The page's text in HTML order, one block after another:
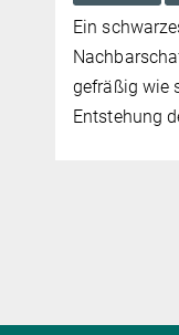
Ein
gefräßig wie
Entstehung